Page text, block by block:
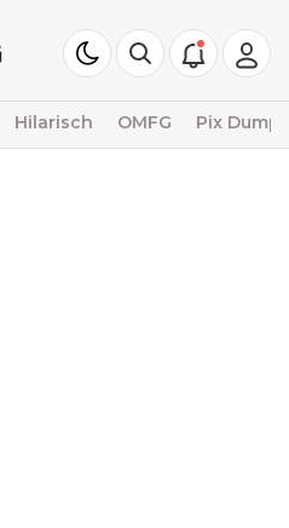
Hilarisch OMFG Pix Dump